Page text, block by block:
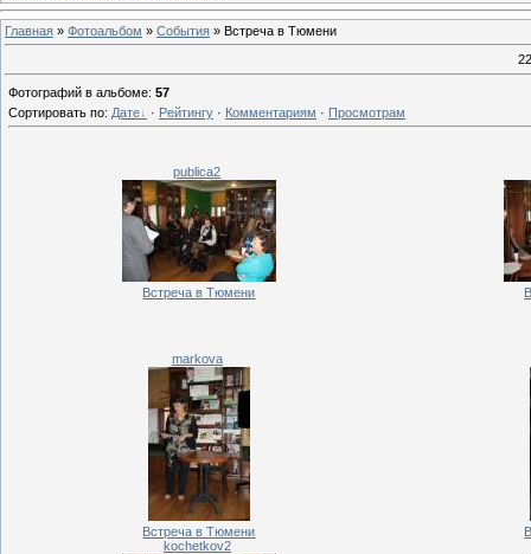
Главная » Фотоальбом » События » Встреча в Тюмени
Фотографий в альбоме: 57
Сортировать по: Дате · Рейтингу · Комментариям · Просмотрам
publica2
Встреча в Тюмени
markova
Встреча в Тюмени
kochetkov2